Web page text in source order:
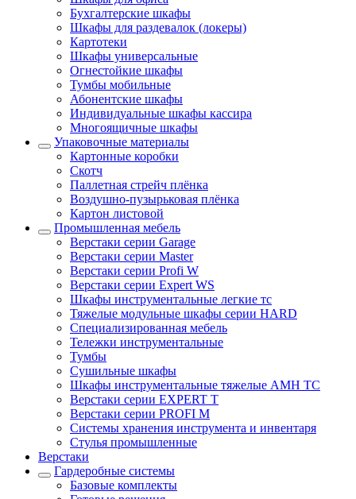
Бухгалтерские шкафы
Шкафы для раздевалок (локеры)
Картотеки
Шкафы универсальные
Огнестойкие шкафы
Тумбы мобильные
Абонентские шкафы
Индивидуальные шкафы кассира
Многоящичные шкафы
Упаковочные материалы
Картонные коробки
Скотч
Паллетная стрейч плёнка
Воздушно-пузырьковая плёнка
Картон листовой
Промышленная мебель
Верстаки серии Garage
Верстаки серии Master
Верстаки серии Profi W
Верстаки серии Expert WS
Шкафы инструментальные легкие тс
Тяжелые модульные шкафы серии HARD
Cпециализированная мебель
Тележки инструментальные
Тумбы
Cушильные шкафы
Шкафы инструментальные тяжелые AMH TC
Верстаки серии EXPERT T
Верстаки серии PROFI M
Системы хранения инструмента и инвентаря
Стулья промышленные
Верстаки
Гардеробные системы
Базовые комплекты